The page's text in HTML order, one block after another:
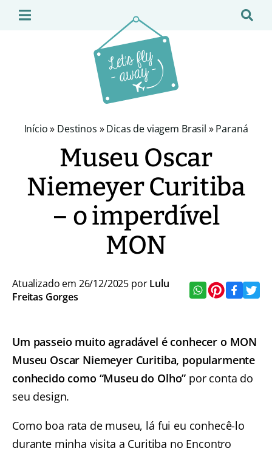
Início» Destinos »Dicas de viagem Brasil »Paraná
Museu Oscar
Niemeyer Curitiba
– o imperdível
MON
Atualizado em 26/12/2025 porLulu
Freitas Gorges
Um passeio muito agradável é conhecer o MON
Museu Oscar Niemeyer Curitiba, popularmente
conhecido como “Museu do Olho” por conta do
seu design.
Como boa rata de museu, lá fui eu conhecê-lo
durante minha visita a Curitiba no Encontro